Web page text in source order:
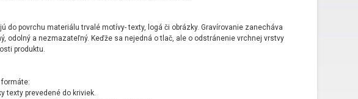
povrchu materiálu trvalé motívy- texty, logá či obrázky. Gravírovanie zanecháva
odolný a nezmazateľný. Keďže sa nejedná o tlač, ale o odstránenie vrchnej vrstvy
produktu.
formáte:
texty prevedené do kriviek.